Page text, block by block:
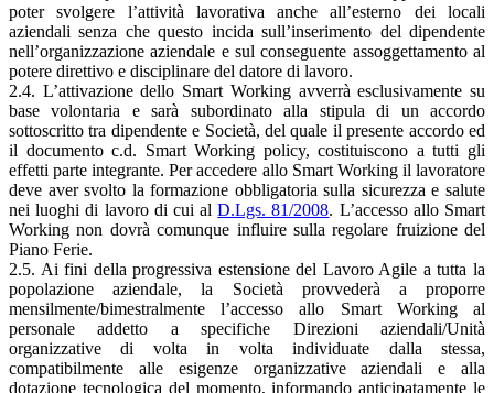
poter svolgere l’attività lavorativa anche all’esterno dei locali
aziendali senza che questo incida sull’inserimento del dipendente
nell’organizzazione aziendale e sul conseguente assoggettamento al
potere direttivo e disciplinare del datore di lavoro.
2.4. L’attivazione dello Smart Working avverrà esclusivamente su
base volontaria e sarà subordinato alla stipula di un accordo
sottoscritto tra dipendente e Società, del quale il presente accordo ed
il documento c.d. Smart Working policy, costituiscono a tutti gli
effetti parte integrante. Per accedere allo Smart Working il lavoratore
deve aver svolto la formazione obbligatoria sulla sicurezza e salute
nei luoghi di lavoro di cui alD.Lgs. 81/2008. L’accesso allo Smart
Working non dovrà comunque influire sulla regolare fruizione del
Piano Ferie.
2.5. Ai fini della progressiva estensione del Lavoro Agile a tutta la
popolazione aziendale, la Società provvederà a proporre
mensilmente/bimestralmente l’accesso allo Smart Working al
personale addetto a specifiche Direzioni aziendali/Unità
organizzative di volta in volta individuate dalla stessa,
compatibilmente alle esigenze organizzative aziendali e alla
dotazione tecnologica del momento, informando anticipatamente le